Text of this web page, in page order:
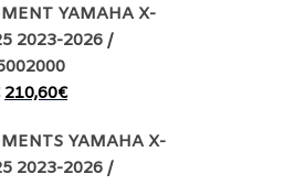
YAMAHA X-
2023-2026 /
210,60€
YAMAHA X-
2023-2026 /